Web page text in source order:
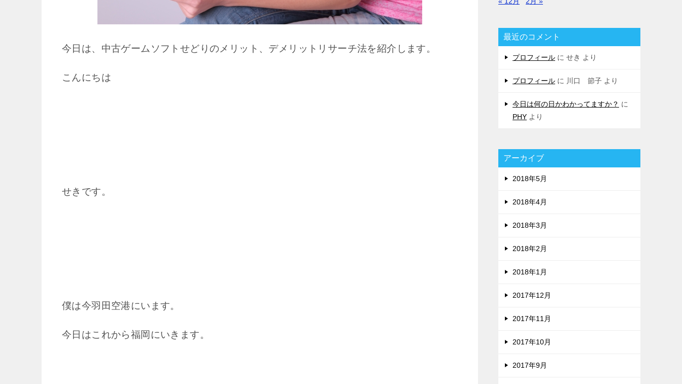
今日は、中古ゲームソフトせどりのメリット、デメリットリサーチ法を紹介します。
こんにちは
せきです。
僕は今羽田空港にいます。
今日はこれから福岡にいきます。
最近のコメント
プロフィール に せき より
プロフィール に 川口 節子 より
今日は何の日かわかってますか？ に
PHY より
アーカイブ
2018年5月
2018年4月
2018年3月
2018年2月
2018年1月
2017年12月
2017年11月
2017年10月
2017年9月